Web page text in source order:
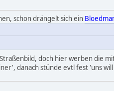
schon drängelt sich ein
doch hier werben die
danach stünde evtl fest 'uns